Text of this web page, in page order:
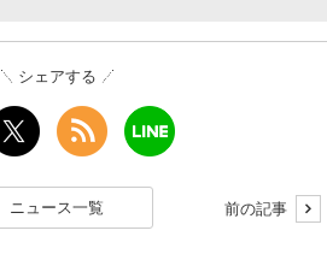
シェアする
ニュース一覧 前の記事